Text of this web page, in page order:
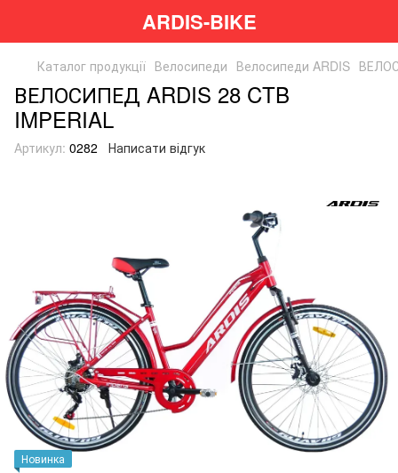
ARDIS-BIKE
Каталог продукції Велосипеди Велосипеди ARDIS
ВЕЛОСИПЕД ARDIS 28 CTB
IMPERIAL
Артикул: 0282 Написати відгук
Новинка